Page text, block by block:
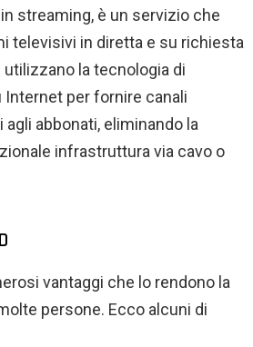
streaming, è un servizio che
televisivi in ​​diretta e su richiesta
utilizzano la tecnologia di
per fornire canali
abbonati, eliminando la
infrastruttura via cavo o
vantaggi che lo rendono la
persone. Ecco alcuni di